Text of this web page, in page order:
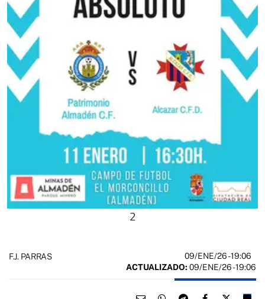
2
F.J. PARRAS 09/ENE/26- 19:06
ACTUALIZADO: 09/ENE/26 - 19:06